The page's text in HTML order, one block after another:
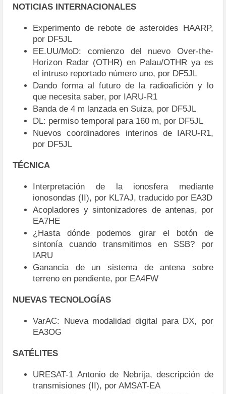
NOTICIAS INTERNACIONALES
Experimento de rebote de asteroides HAARP,
por DF5JL
EE.UU/MoD: comienzo del nuevo Over-the-
Horizon Radar (OTHR) en Palau/OTHR ya es
el intruso reportado número uno, por DF5JL
Dando forma al futuro de la radioafición y lo
que necesita saber, por IARU-R1
Banda de 4 m lanzada en Suiza, por DF5JL
DL: permiso temporal para 160 m, por DF5JL
Nuevos coordinadores interinos de IARU-R1,
por DF5JL
TÉCNICA
Interpretación de la ionosfera mediante
ionosondas (II), por KL7AJ, traducido por EA3D
Acopladores y sintonizadores de antenas, por
EA7HE
¿Hasta dónde podemos girar el botón de
sintonía cuando transmitimos en SSB? por
IARU
Ganancia de un sistema de antena sobre
terreno en pendiente, por EA4FW
NUEVAS TECNOLOGÍAS
VarAC: Nueva modalidad digital para DX, por
EA3OG
SATÉLITES
URESAT-1 Antonio de Nebrija, descripción de
transmisiones (II), por AMSAT-EA